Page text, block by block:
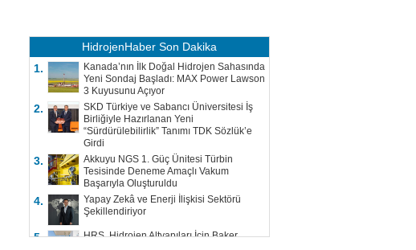
HidrojenHaber Son Dakika
1.
Kanada’nın İlk Doğal Hidrojen Sahasında
Yeni Sondaj Başladı: MAX Power Lawson
3 Kuyusunu Açıyor
2.
SKD Türkiye ve Sabancı Üniversitesi İş
Birliğiyle Hazırlanan Yeni
“Sürdürülebilirlik” Tanımı TDK Sözlük’e
Girdi
3.
Akkuyu NGS 1. Güç Ünitesi Türbin
Tesisinde Deneme Amaçlı Vakum
Başarıyla Oluşturuldu
4.
Yapay Zekâ ve Enerji İlişkisi Sektörü
Şekillendiriyor
5.
HRS, Hidrojen Altyapıları İçin Baker